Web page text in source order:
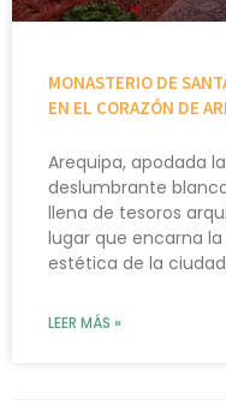
MONASTERIO DE
EN EL CORAZÓN DE
Arequipa, apodada
deslumbrante
llena de tesoros
lugar que encarna
estética de la
LEER MÁS »